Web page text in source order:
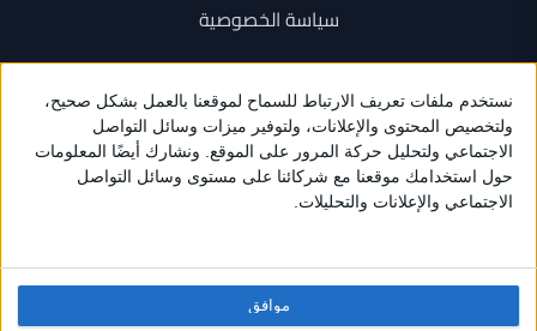
موافق
سياسة الخصوصية
اتصل بنا
+962 6 534 1777
+962 79 202 7000